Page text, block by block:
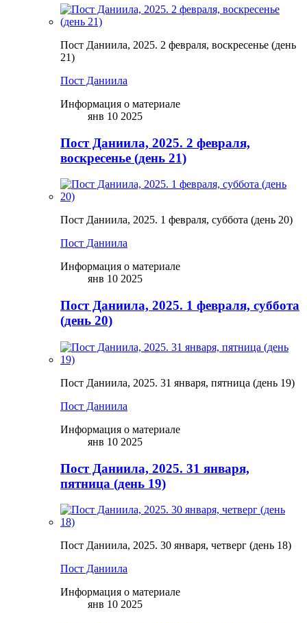
Пост Даниила, 2025. 2 февраля, воскресенье (день
21)
Пост Даниила
Информация о материале
янв 10 2025
Пост Даниила, 2025. 2 февраля,
воскресенье (день 21)
Пост Даниила, 2025. 1 февраля, суббота (день 20)
Пост Даниила
Информация о материале
янв 10 2025
Пост Даниила, 2025. 1 февраля, суббота
(день 20)
Пост Даниила, 2025. 31 января, пятница (день 19)
Пост Даниила
Информация о материале
янв 10 2025
Пост Даниила, 2025. 31 января,
пятница (день 19)
Пост Даниила, 2025. 30 января, четверг (день 18)
Пост Даниила
Информация о материале
янв 10 2025